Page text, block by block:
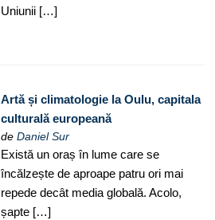
Uniunii […]
Artă și climatologie la Oulu, capitala
culturală europeană
deDaniel Sur
Există un oraș în lume care se
încălzește de aproape patru ori mai
repede decât media globală. Acolo,
șapte […]